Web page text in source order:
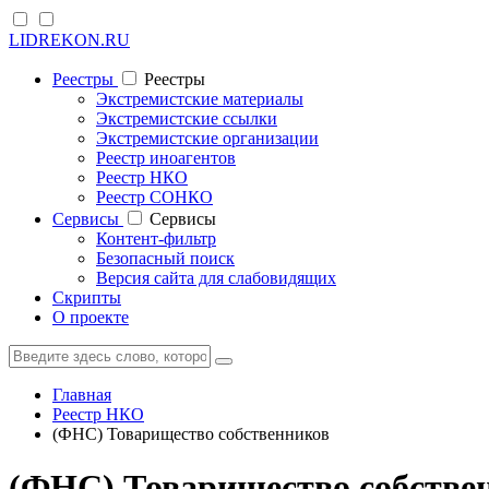
LIDREKON.RU
Реестры
Реестры
Экстремистские материалы
Экстремистские ссылки
Экстремистские организации
Реестр иноагентов
Реестр НКО
Реестр СОНКО
Cервисы
Cервисы
Контент-фильтр
Безопасный поиск
Версия сайта для слабовидящих
Скрипты
О проекте
Главная
Реестр НКО
(ФНС) Товарищество собственников